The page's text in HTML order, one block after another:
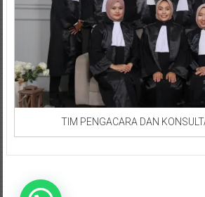
TIM PENGACARA DAN